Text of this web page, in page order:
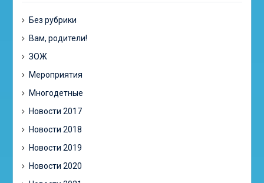
Без рубрики
Вам, родители!
ЗОЖ
Мероприятия
Многодетные
Новости 2017
Новости 2018
Новости 2019
Новости 2020